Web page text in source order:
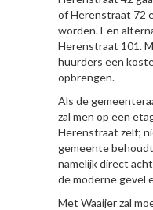
of Herenstraat 72
worden. Een
Herenstraat 101.
huurders een
opbrengen.
Als de
zal men op een
Herenstraat zelf;
gemeente
namelijk direct
de moderne gevel
Met Waaijer zal